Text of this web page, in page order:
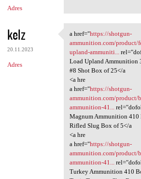
Adres
kelz
20.11.2023
Adres
a href="https://
a href="https://shotgun-
ammunition.com/product/
upland-ammuniti...
Load Upland Ammunition
#8 Shot Box of 25</a
<a hre
a href="https://shotgun-
ammunition.com/product/
ammunition-41...
Magnum Ammunition 410
Rifled Slug Box of 5</a
<a hre
a href="https://shotgun-
ammunition.com/product/
ammunition-41...
Turkey Ammunition 410